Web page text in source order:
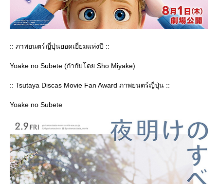
:: ภาพยนตร์ญี่ปุ่นยอดเยี่ยมแห่งปี ::
Yoake no Subete (กำกับโดย Sho Miyake)
:: Tsutaya Discas Movie Fan Award ภาพยนตร์ญี่ปุ่น ::
Yoake no Subete